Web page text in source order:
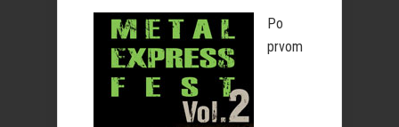
Po
prvom